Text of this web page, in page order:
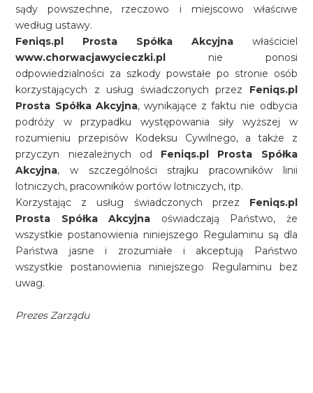
sądy powszechne, rzeczowo i miejscowo właściwe
według ustawy.
Feniqs.pl Prosta Spółka Akcyjnawłaściciel
www.chorwacjawycieczki.pl nie ponosi
odpowiedzialności za szkody powstałe po stronie osób
korzystających z usług świadczonych przez Feniqs.pl
Prosta Spółka Akcyjna, wynikające z faktu nie odbycia
podróży w przypadku występowania siły wyższej w
rozumieniu przepisów Kodeksu Cywilnego, a także z
przyczyn niezależnych od Feniqs.pl Prosta Spółka
Akcyjna, w szczególności strajku pracowników linii
lotniczych, pracowników portów lotniczych, itp.
Korzystając z usług świadczonych przez Feniqs.pl
Prosta Spółka Akcyjna oświadczają Państwo, że
wszystkie postanowienia niniejszego Regulaminu są dla
Państwa jasne i zrozumiałe i akceptują Państwo
wszystkie postanowienia niniejszego Regulaminu bez
uwag.
Prezes Zarządu